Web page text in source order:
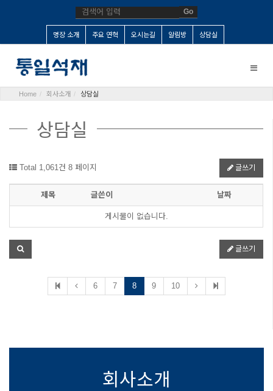
Go
명장 소개 주요 연혁 오시는길 알림방 상담실
Toggle
Home 회사소개 상담실
상담실
Total 1,061건 8 페이지 글쓰기
제목 글쓴이 날짜
게시물이 없습니다.
글쓰기
6 7 8 9 10
회사소개